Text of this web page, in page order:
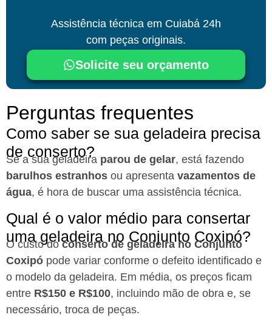
Assistência técnica em Cuiabá 24h
com peças originais.
Solicite seu orçamento
Perguntas frequentes
Como saber se sua geladeira precisa
de conserto?
Se a sua geladeira parou de gelar, está fazendo
barulhos estranhos ou apresenta vazamentos de
água, é hora de buscar uma assistência técnica.
Qual é o valor médio para consertar
uma geladeira no Conjunto Coxipó?
O custo doconserto de geladeira no Conjunto
Coxipó pode variar conforme o defeito identificado e
o modelo da geladeira. Em média, os preços ficam
entre R$150 e R$100, incluindo mão de obra e, se
necessário, troca de peças.